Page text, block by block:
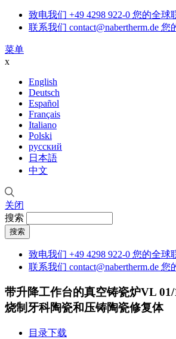
致电我们 +49 4298 922-0 您的全球
联系我们 contact@nabertherm.de 您
菜单
x
English
Deutsch
Español
Français
Italiano
Polski
русский
日本語
中文
关闭
搜索
致电我们 +49 4298 922-0 您的全球
联系我们 contact@nabertherm.de 您
带升降工作台的真空铸瓷炉VL 01/
烧制牙科陶瓷和压铸陶瓷修复体
目录下载